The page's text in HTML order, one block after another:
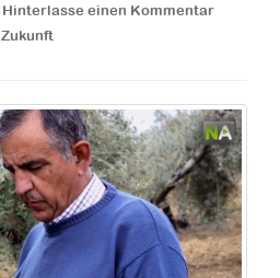
Hinterlasse einen Kommentar
Zukunft